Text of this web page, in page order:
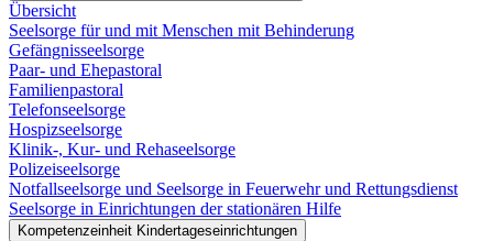
Übersicht
Seelsorge für und mit Menschen mit Behinderung
Gefängnisseelsorge
Paar- und Ehepastoral
Familienpastoral
Telefonseelsorge
Hospizseelsorge
Klinik-, Kur- und Rehaseelsorge
Polizeiseelsorge
Notfallseelsorge und Seelsorge in Feuerwehr und Rettungsdienst
Seelsorge in Einrichtungen der stationären Hilfe
Kompetenzeinheit Kindertageseinrichtungen